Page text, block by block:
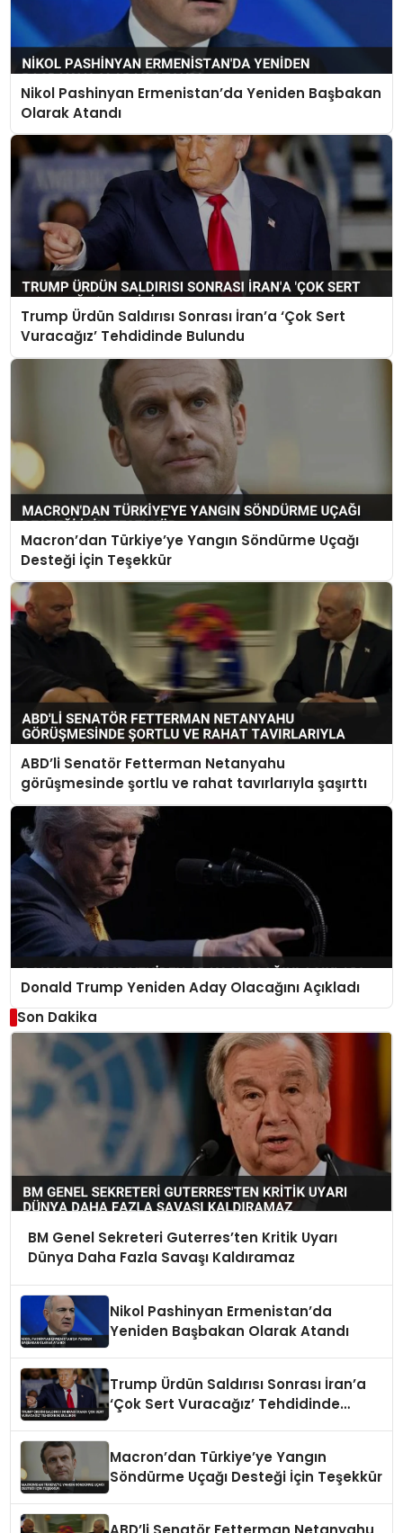
Nikol Pashinyan Ermenistan’da Yeniden Başbakan
Olarak Atandı
Trump Ürdün Saldırısı Sonrası İran’a ‘Çok Sert
Vuracağız’ Tehdidinde Bulundu
Macron’dan Türkiye’ye Yangın Söndürme Uçağı
Desteği İçin Teşekkür
ABD’li Senatör Fetterman Netanyahu
görüşmesinde şortlu ve rahat tavırlarıyla şaşırttı
Donald Trump Yeniden Aday Olacağını Açıkladı
Son Dakika
BM Genel Sekreteri Guterres’ten Kritik Uyarı
Dünya Daha Fazla Savaşı Kaldıramaz
Nikol Pashinyan Ermenistan’da
Yeniden Başbakan Olarak Atandı
Trump Ürdün Saldırısı Sonrası İran’a
‘Çok Sert Vuracağız’ Tehdidinde
Macron’dan Türkiye’ye Yangın
Söndürme Uçağı Desteği İçin Teşekkür